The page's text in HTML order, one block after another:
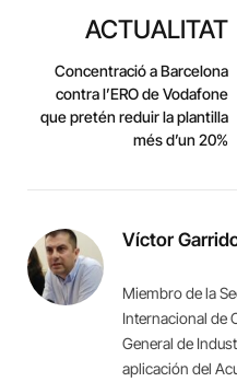
ACTUALITAT
Concentració a Barcelona
contra l’ERO de Vodafone
que pretén reduir la plantilla
més d’un 20%
Víctor
Miembro de la
Internacional de
General de
aplicación del